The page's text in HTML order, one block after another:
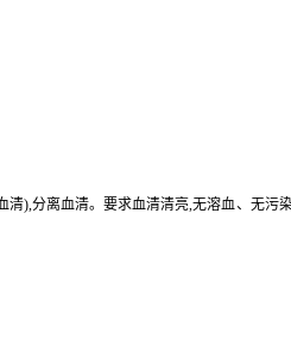
清),分离血清。要求血清清亮,无溶血、无